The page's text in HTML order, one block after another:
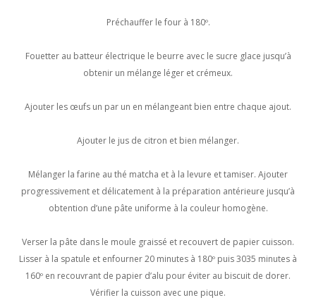
Préchauffer le four à 180º.
Fouetter au batteur électrique le beurre avec le sucre glace jusqu’à
obtenir un mélange léger et crémeux.
Ajouter les œufs un par un en mélangeant bien entre chaque ajout.
Ajouter le jus de citron et bien mélanger.
Mélanger la farine au thé matcha et à la levure et tamiser. Ajouter
progressivement et délicatement à la préparation antérieure jusqu’à
obtention d’une pâte uniforme à la couleur homogène.
Verser la pâte dans le moule graissé et recouvert de papier cuisson.
Lisser à la spatule et enfourner 20 minutes à 180º puis 3035 minutes à
160º en recouvrant de papier d’alu pour éviter au biscuit de dorer.
Vérifier la cuisson avec une pique.